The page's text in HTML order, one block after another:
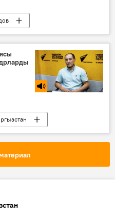
баяны
агенттиги